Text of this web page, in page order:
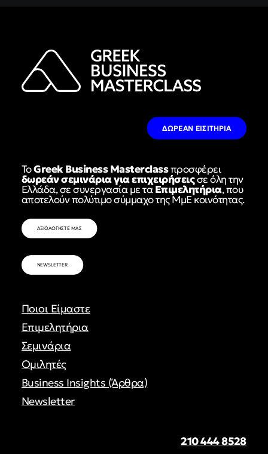
ΔΩΡΕΑΝ ΕΙΣΙΤΗΡΙΑ
ΤοGreek Business Masterclassπροσφέρει
δωρεάν σεμινάρια για επιχειρήσειςσε όλη την
Ελλάδα, σε συνεργασία με ταΕπιμελητήρια, που
αποτελούν πολύτιμο σύμμαχο της ΜμΕ κοινότητας.
ΑΞΙΟΛΟΓΗΣΤΕ ΜΑΣ
NEWSLETTER
Ποιοι Είμαστε
Επιμελητήρια
Σεμινάρια
Ομιλητές
Business Insights (Άρθρα)
Newsletter
210 444 8528